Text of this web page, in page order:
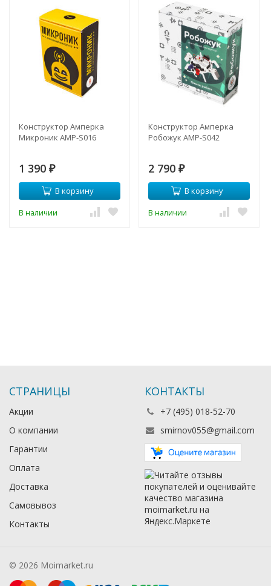
Конструктор Амперка
Микроник AMP-S016
1 390 ₽
В корзину
В наличии
Конструктор Амперка
Робожук AMP-S042
2 790 ₽
В корзину
В наличии
СТРАНИЦЫ
Акции
О компании
Гарантии
Оплата
Доставка
Самовывоз
Контакты
КОНТАКТЫ
+7 (495) 018-52-70
smirnov055@gmail.com
© 2026 Moimarket.ru